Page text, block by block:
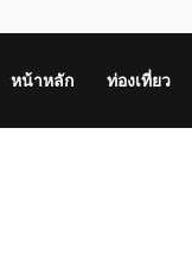
หน้าหลัก ท่องเที่ยว